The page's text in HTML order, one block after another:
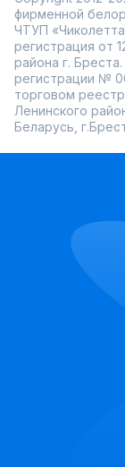
фирменной
ЧТУП
регистрация от
района г.
регистрации №
торговом
Ленинского
Беларусь,